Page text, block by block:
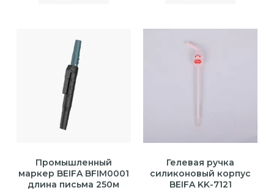
Промышленный
маркер BEIFA BFIM0001
длина письма 250м
Гелевая ручка
силиконовый корпус
BEIFA KK-7121